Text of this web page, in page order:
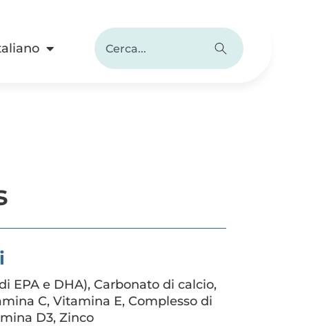
EPA e DHA), Carbonato di calcio,
C, Vitamina E, Complesso di
D3, Zinco